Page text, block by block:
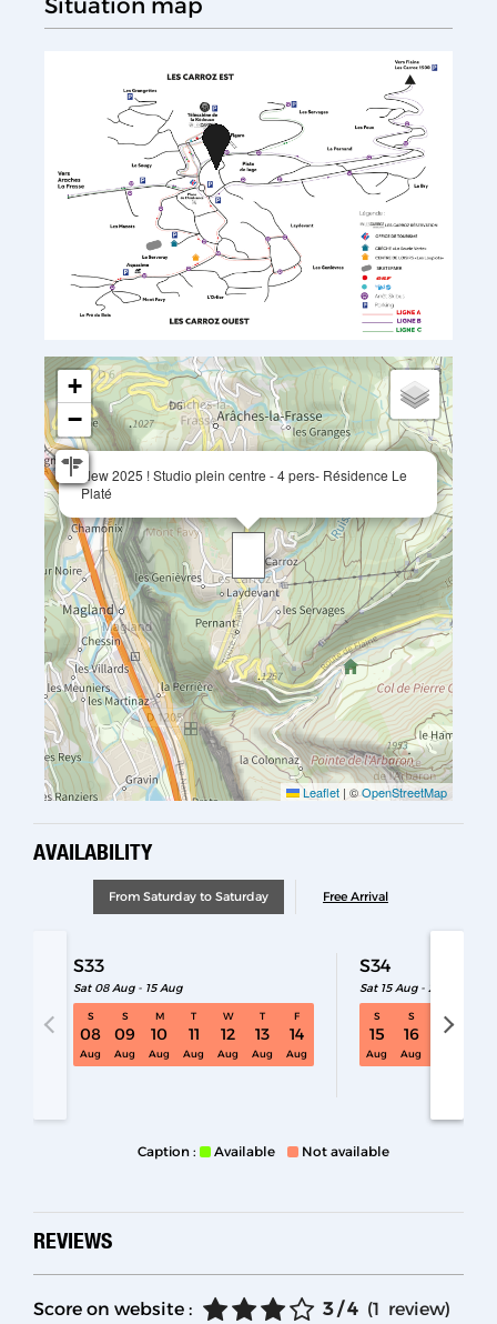
New 2025 ! Studio plein centre - 4 pers- Résidence Le
Platé
+
−
Leaflet | ©OpenStreetMap
AVAILABILITY
From Saturday to Saturday Free Arrival
S33
Sat 08 Aug - 15 Aug
S
08
Aug
S
09
Aug
M
10
Aug
T
11
Aug
W
12
Aug
T
13
Aug
F
14
Aug
S34
Sat 15 Aug - 22 Aug
S
15
Aug
S
16
Aug
M
17
S33 Sat 08 Aug - 15 Aug
Caption : Available Not available
REVIEWS
Score on website : 3 / 4 (1 review)